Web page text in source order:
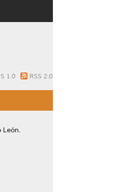
1.0 RSS 2.0
León.